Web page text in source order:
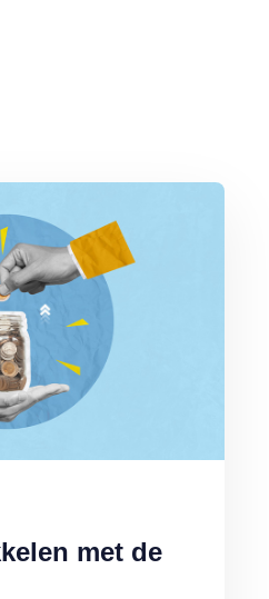
met de
met de spaarrentes